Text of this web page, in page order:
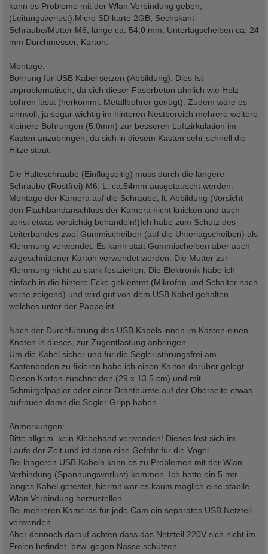
kann es Probleme mit der Wlan Verbindung geben,
(Leitungsverlust).Micro SD karte 2GB, Sechskant
Schraube/Mutter M6, länge ca. 54,0 mm, Unterlagscheiben ca. 24
mm Durchmesser, Karton.
Montage:
Bohrung für USB Kabel setzen (Abbildung). Dies Ist
unproblematisch, da sich dieser Faserbeton ähnlich wie Holz
bohren lässt (herkömml. Metallbohrer genügt). Zudem wäre es
sinnvoll, ja sogar wichtig im hinteren Nestbereich mehrere weitere
kleinere Bohrungen (5,0mm) zur besseren Luftzirkulation im
Kasten anzubringen, da sich in diesem Kasten sehr schnell die
Hitze staut.
Die Halteschraube (Einflugseitig) muss durch die längere
Schraube (Rostfrei) M6, L. ca.54mm ausgetauscht werden.
Montage der Kamera auf die Schraube, lt. Abbildung (Vorsicht
den Flachbandanschluss der Kamera nicht knicken und auch
sonst etwas vorsichtig behandeln!)Ich habe zum Schutz des
Leiterbandes zwei Gummischeiben (auf die Unterlagscheiben) als
Klemmung verwendet. Es kann statt Gummischeiben aber auch
zugeschnittener Karton verwendet werden. Die Mutter zur
Klemmung nicht zu stark festziehen. Die Elektronik habe ich
einfach in die hintere Ecke geklemmt (Mikrofon und Schalter nach
vorne zeigend) und wird gut von dem USB Kabel gehalten
welches unter der Pappe ist.
Nach der Durchführung des USB Kabels innen im Kasten einen
Knoten in dieses, zur Zugentlastung anbringen.
Um die Kabel sicher und für die Segler störungsfrei am
Kastenboden zu fixieren habe ich einen Karton darüber gelegt.
Diesen Karton zuschneiden (29 x 13,5 cm) und mit
Schmirgelpapier oder einer Drahtbürste auf der Oberseite etwas
aufrauen damit die Segler Gripp haben.
Anmerkungen:
Bitte allgem. kein Klebeband verwenden! Dieses löst sich im
Laufe der Zeit und ist dann eine Gefahr für die Vögel.
Bei längeren USB Kabeln kann es zu Problemen mit der Wlan
Verbindung (Spannungsverlust) kommen. Ich hatte ein 5 mtr.
langes Kabel getestet, hiermit war es kaum möglich eine stabile
Wlan Verbindung herzustellen.
Bei mehreren Kameras für jede Cam ein separates USB Netzteil
verwenden.
Aber dennoch darauf achten dass das Netzteil 220V sich nicht im
Freien befindet, bzw. gegen Nässe schützen.